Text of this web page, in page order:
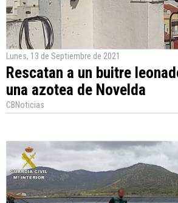
Lunes, 13 de Septiembre de 2021
Rescatan a un buitre
una azotea de Novelda
CBNoticias